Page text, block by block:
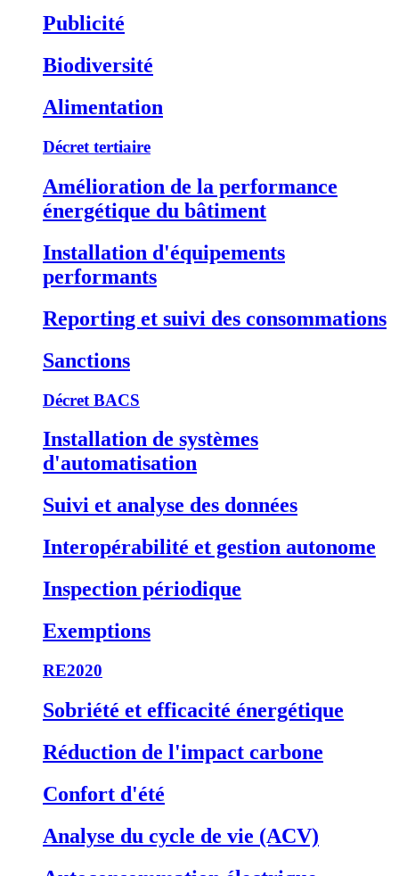
Publicité
Biodiversité
Alimentation
Décret tertiaire
Amélioration de la performance
énergétique du bâtiment
Installation d'équipements
performants
Reporting et suivi des consommations
Sanctions
Décret BACS
Installation de systèmes
d'automatisation
Suivi et analyse des données
Interopérabilité et gestion autonome
Inspection périodique
Exemptions
RE2020
Sobriété et efficacité énergétique
Réduction de l'impact carbone
Confort d'été
Analyse du cycle de vie (ACV)